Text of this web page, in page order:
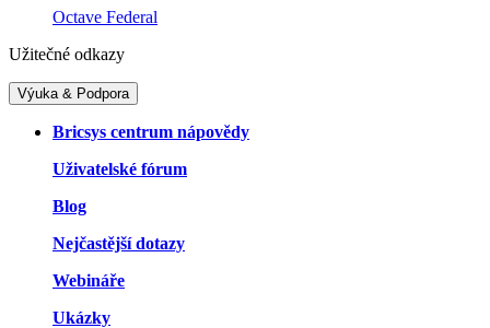
Octave Federal
Užitečné odkazy
Výuka & Podpora
Bricsys centrum nápovědy
Uživatelské fórum
Blog
Nejčastější dotazy
Webináře
Ukázky